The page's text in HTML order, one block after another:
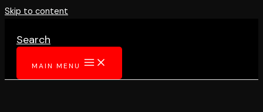
Skip to content
Search
MAIN MENU